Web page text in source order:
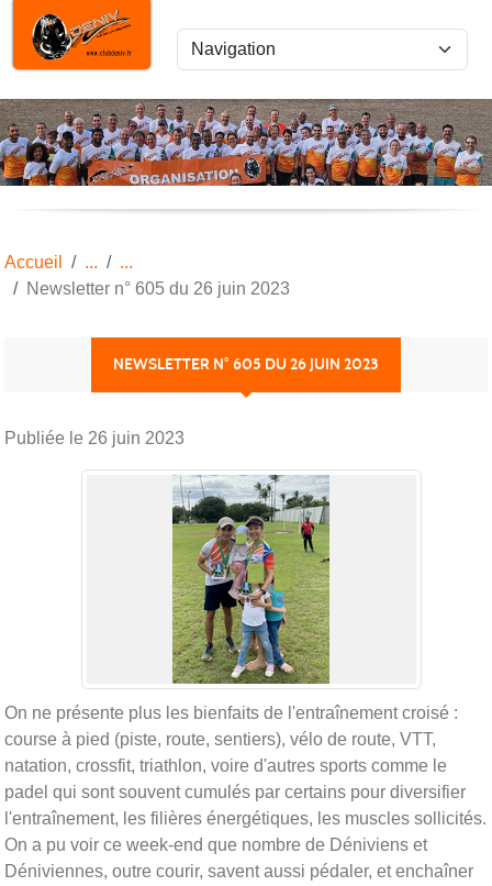
Accueil
Newsletter n° 605 du 26 juin 2023
NEWSLETTER N° 605 DU 26 JUIN 2023
Publiée le 26 juin 2023
On ne présente plus les bienfaits de l'entraînement croisé :
course à pied (piste, route, sentiers), vélo de route, VTT,
natation, crossfit, triathlon, voire d'autres sports comme le
padel qui sont souvent cumulés par certains pour diversifier
l'entraînement, les filières énergétiques, les muscles sollicités.
On a pu voir ce week-end que nombre de Déniviens et
Déniviennes, outre courir, savent aussi pédaler, et enchaîner
Panneau de gestion des cookies